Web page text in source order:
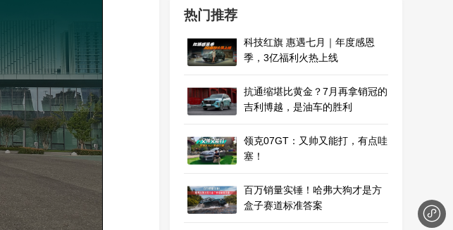
热门推荐
科技红旗 惠遇七月｜年度感恩
季，3亿福利火热上线
抗通缩堪比黄金？7月再拿销冠的
吉利博越，是油车的胜利
领克07GT：又帅又能打，有点哇
塞！
百万销量实锤！哈弗大狗才是方
盒子赛道标准答案